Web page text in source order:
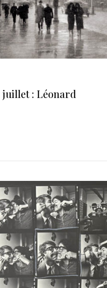
juillet : Léonard